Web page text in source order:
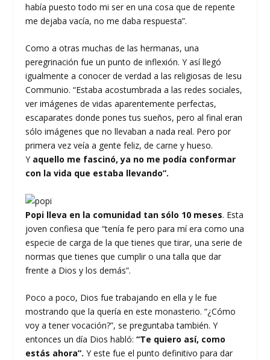
había puesto todo mi ser en una cosa que de repente
me dejaba vacía, no me daba respuesta”.
Como a otras muchas de las hermanas, una
peregrinación fue un punto de inflexión. Y así llegó
igualmente a conocer de verdad a las religiosas de Iesu
Communio. “Estaba acostumbrada a las redes sociales,
ver imágenes de vidas aparentemente perfectas,
escaparates donde pones tus sueños, pero al final eran
sólo imágenes que no llevaban a nada real. Pero por
primera vez veía a gente feliz, de carne y hueso.
Y aquello me fascinó, ya no me podía conformar
con la vida que estaba llevando”.
Popi lleva en la comunidad tan sólo 10 meses. Esta
joven confiesa que “tenía fe pero para mí era como una
especie de carga de la que tienes que tirar, una serie de
normas que tienes que cumplir o una talla que dar
frente a Dios y los demás”.
Poco a poco, Dios fue trabajando en ella y le fue
mostrando que la quería en este monasterio. “¿Cómo
voy a tener vocación?”, se preguntaba también. Y
entonces un día Dios habló:“Te quiero así, como
estás ahora”. Y este fue el punto definitivo para dar